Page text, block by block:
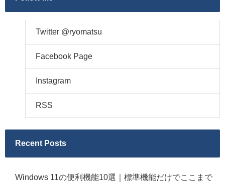
Twitter @ryomatsu
Facebook Page
Instagram
RSS
Recent Posts
Windows 11の便利機能10選｜標準機能だけでここまで